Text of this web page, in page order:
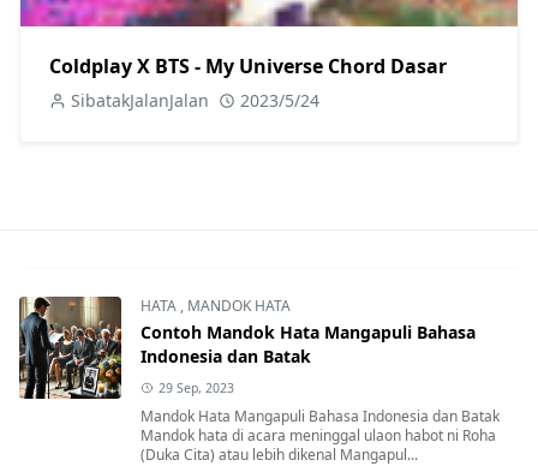
Coldplay X BTS - My Universe Chord Dasar
SibatakJalanJalan 2023/5/24
HATA , MANDOK HATA
Contoh Mandok Hata Mangapuli Bahasa
Indonesia dan Batak
29 Sep, 2023
Mandok Hata Mangapuli Bahasa Indonesia dan Batak
Mandok hata di acara meninggal ulaon habot ni Roha
(Duka Cita) atau lebih dikenal Mangapul...